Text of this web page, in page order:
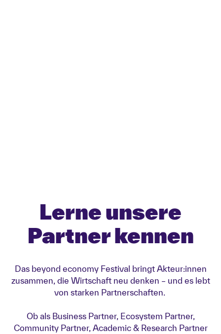
Lerne unsere
Partner kennen
Das beyond economy Festival bringt Akteur:innen
zusammen, die Wirtschaft neu denken – und es lebt
von starken Partnerschaften.
Ob als Business Partner, Ecosystem Partner,
Community Partner, Academic & Research Partner